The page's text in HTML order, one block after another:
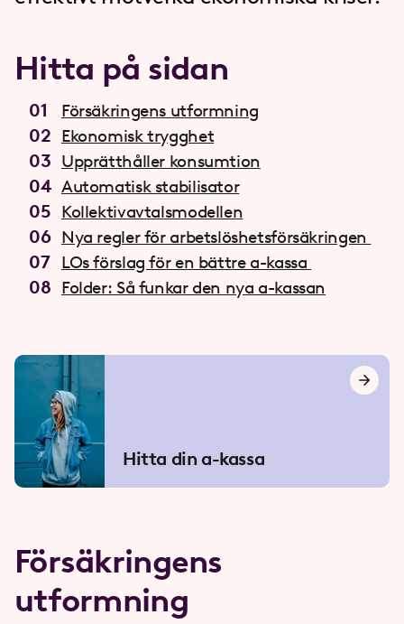
Hitta på sidan
Försäkringens utformning
Ekonomisk trygghet
Upprätthåller konsumtion
Automatisk stabilisator
Kollektivavtalsmodellen
Nya regler för arbetslöshetsförsäkringen
LOs förslag för en bättre a-kassa
Folder: Så funkar den nya a-kassan
Hitta din a-kassa
Försäkringens
utformning